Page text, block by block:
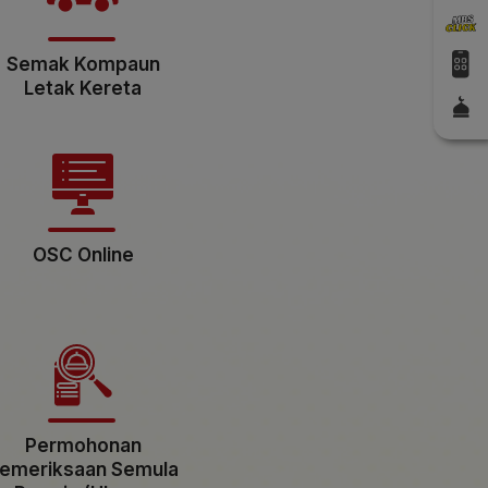
Semak Kompaun
Letak Kereta
OSC Online
Permohonan
Semula